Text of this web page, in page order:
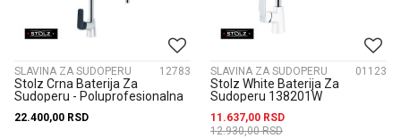
SLAVINA ZA SUDOPERU 12783
Stolz Crna Baterija Za
Sudoperu - Poluprofesionalna
22.400,00 RSD
SLAVINA ZA SUDOPERU 01123
Stolz White Baterija Za
Sudoperu 138201W
11.637,00 RSD
12.930,00RSD